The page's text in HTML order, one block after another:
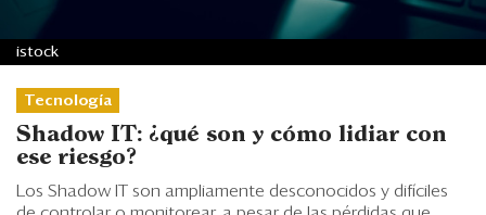
Economía y Finanzas
Eventos
Tecnología
Shadow IT: ¿qué son y cómo lidiar con
ese riesgo?
Los Shadow IT son ampliamente desconocidos y difíciles
istock